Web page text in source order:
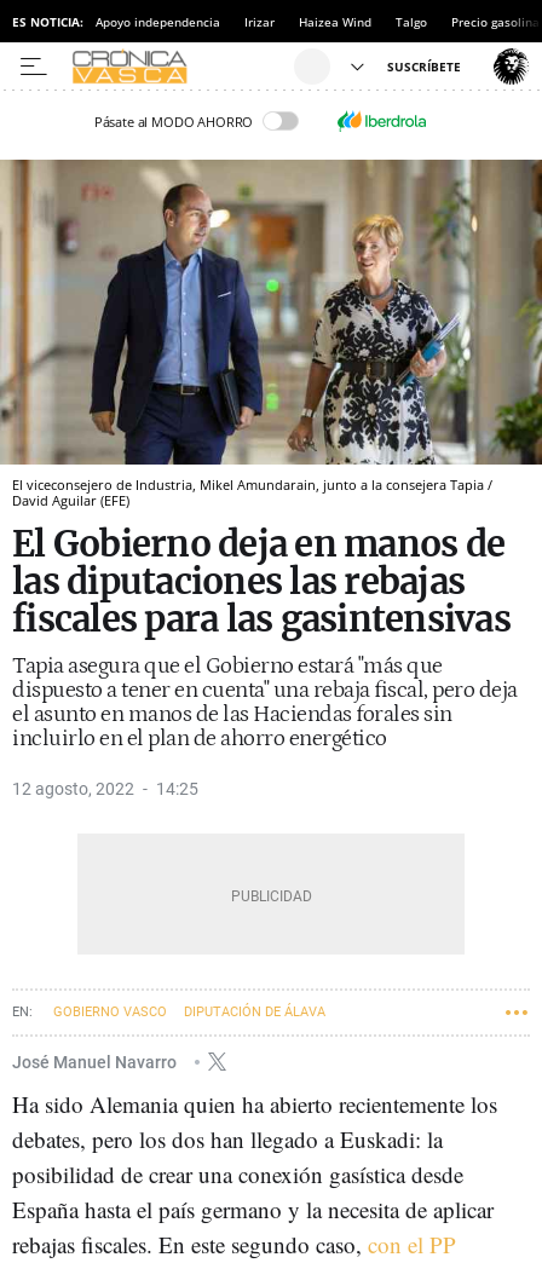
ES NOTICIA: Apoyo independencia Irizar Haizea Wind Talgo Precio gasolina
Pásate al MODO AHORRO
El viceconsejero de Industria, Mikel Amundarain, junto a la consejera Tapia /
David Aguilar (EFE)
El Gobierno deja en manos de
las diputaciones las rebajas
fiscales para las gasintensivas
Tapia asegura que el Gobierno estará "más que
dispuesto a tener en cuenta" una rebaja fiscal, pero deja
el asunto en manos de las Haciendas forales sin
incluirlo en el plan de ahorro energético
12 agosto, 2022 14:25
GOBIERNO VASCO DIPUTACIÓN DE ÁLAVA
DIPUTACIÓN DE BIZKAIA DIPUTACIÓN DE GIPUZKOA
ENERGÍA GAS NATURAL SIDERURGIA
José Manuel Navarro
Ha sido Alemania quien ha abierto recientemente los
debates, pero los dos han llegado a Euskadi: la
posibilidad de crear una conexión gasística desde
España hasta el país germano y la necesita de aplicar
rebajas fiscales. En este segundo caso, con el PP